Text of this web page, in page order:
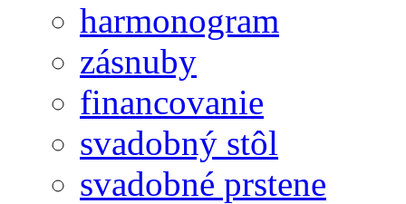
harmonogram
zásnuby
financovanie
svadobný stôl
svadobné prstene